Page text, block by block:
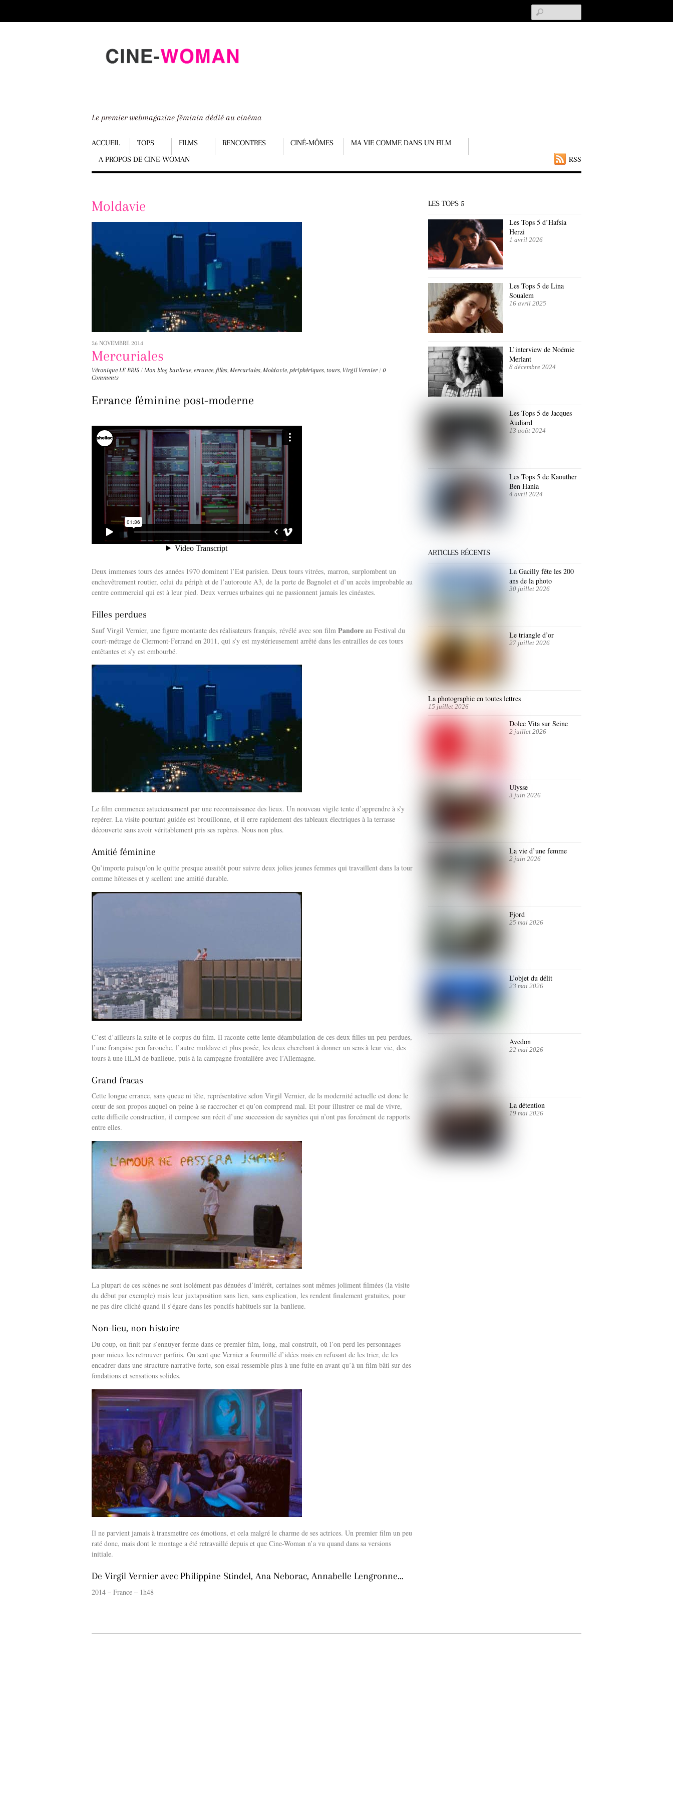
down
Le premier webmagazine féminin dédié au cinéma
RSS
Menu
ACCUEIL TOPS FILMS RENCONTRES CINÉ-MÔMES
MA VIE COMME DANS UN FILM
A PROPOS DE CINE-WOMAN
Scroll
content
Moldavie
26 NOVEMBRE 2014
Mercuriales
Véronique LE BRIS / Mon blog banlieue, errance, filles, Mercuriales, Moldavie, périphériques, tours, Virgil Vernier / 0
Comments
Errance féminine post-moderne
Deux immenses tours des années 1970 dominent l’Est parisien. Deux tours vitrées, marron, surplombent un
enchevêtrement routier, celui du périph et de l’autoroute A3, de la porte de Bagnolet et d’un accès improbable au
centre commercial qui est à leur pied. Deux verrues urbaines qui ne passionnent jamais les cinéastes.
Filles perdues
Sauf Virgil Vernier, une figure montante des réalisateurs français, révélé avec son film Pandore au Festival du
court-métrage de Clermont-Ferrand en 2011, qui s’y est mystérieusement arrêté dans les entrailles de ces tours
entêtantes et s’y est embourbé.
Le film commence astucieusement par une reconnaissance des lieux. Un nouveau vigile tente d’apprendre à s’y
repérer. La visite pourtant guidée est brouillonne, et il erre rapidement des tableaux électriques à la terrasse
découverte sans avoir véritablement pris ses repères. Nous non plus.
Amitié féminine
Qu’importe puisqu’on le quitte presque aussitôt pour suivre deux jolies jeunes femmes qui travaillent dans la tour
comme hôtesses et y scellent une amitié durable.
C’est d’ailleurs la suite et le corpus du film. Il raconte cette lente déambulation de ces deux filles un peu perdues,
l’une française peu farouche, l’autre moldave et plus posée, les deux cherchant à donner un sens à leur vie, des
tours à une HLM de banlieue, puis à la campagne frontalière avec l’Allemagne.
Grand fracas
Cette longue errance, sans queue ni tête, représentative selon Virgil Vernier, de la modernité actuelle est donc le
cœur de son propos auquel on peine à se raccrocher et qu’on comprend mal. Et pour illustrer ce mal de vivre,
cette difficile construction, il compose son récit d’une succession de saynètes qui n’ont pas forcément de rapports
entre elles.
La plupart de ces scènes ne sont isolément pas dénuées d’intérêt, certaines sont mêmes joliment filmées (la visite
du début par exemple) mais leur juxtaposition sans lien, sans explication, les rendent finalement gratuites, pour
ne pas dire cliché quand il s’égare dans les poncifs habituels sur la banlieue.
Non-lieu, non histoire
Du coup, on finit par s’ennuyer ferme dans ce premier film, long, mal construit, où l’on perd les personnages
pour mieux les retrouver parfois. On sent que Vernier a fourmillé d’idées mais en refusant de les trier, de les
encadrer dans une structure narrative forte, son essai ressemble plus à une fuite en avant qu’à un film bâti sur des
fondations et sensations solides.
Il ne parvient jamais à transmettre ces émotions, et cela malgré le charme de ses actrices. Un premier film un peu
raté donc, mais dont le montage a été retravaillé depuis et que Cine-Woman n’a vu quand dans sa versions
initiale.
De Virgil Vernier avec Philippine Stindel, Ana Neborac, Annabelle Lengronne…
2014 – France – 1h48
LES TOPS 5
Les Tops 5 d’Hafsia
Herzi
1 avril 2026
Les Tops 5 de Lina
Soualem
16 avril 2025
L’interview de Noémie
Merlant
8 décembre 2024
Les Tops 5 de Jacques
Audiard
13 août 2024
Les Tops 5 de Kaouther
Ben Hania
4 avril 2024
ARTICLES RÉCENTS
La Gacilly fête les 200
ans de la photo
30 juillet 2026
Le triangle d’or
27 juillet 2026
La photographie en toutes lettres
15 juillet 2026
Dolce Vita sur Seine
2 juillet 2026
Ulysse
3 juin 2026
La vie d’une femme
2 juin 2026
Fjord
25 mai 2026
L’objet du délit
23 mai 2026
Avedon
22 mai 2026
La détention
19 mai 2026